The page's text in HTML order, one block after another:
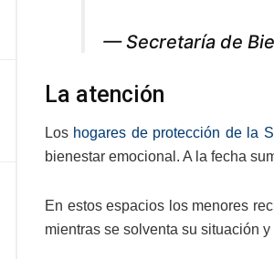
— Secretaría de
La atención
Los hogares de protección de la
bienestar emocional. A la fecha
En estos espacios los menores
mientras se solventa su situación